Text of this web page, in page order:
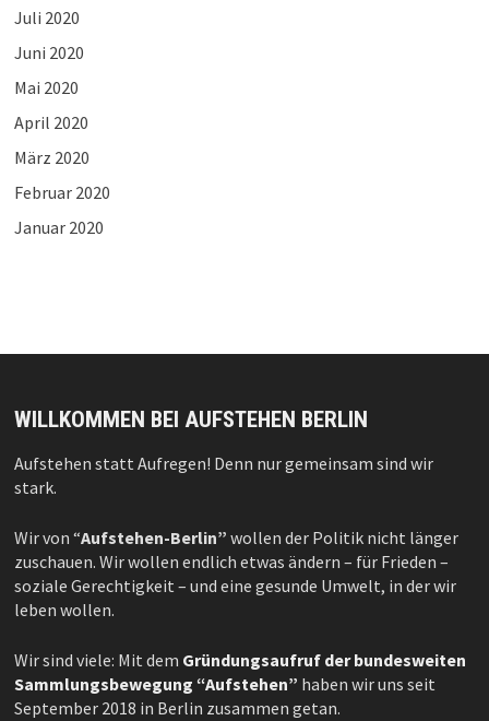
Juli 2020
Juni 2020
Mai 2020
April 2020
März 2020
Februar 2020
Januar 2020
WILLKOMMEN BEI AUFSTEHEN BERLIN
Aufstehen statt Aufregen! Denn nur gemeinsam sind wir
stark.
Wir von “Aufstehen-Berlin” wollen der Politik nicht länger
zuschauen. Wir wollen endlich etwas ändern – für Frieden –
soziale Gerechtigkeit – und eine gesunde Umwelt, in der wir
leben wollen.
Wir sind viele: Mit dem Gründungsaufruf der bundesweiten
Sammlungsbewegung “Aufstehen” haben wir uns seit
September 2018 in Berlin zusammen getan.